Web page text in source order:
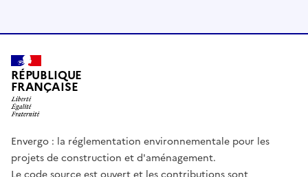
RÉPUBLIQUE
FRANÇAISE
Envergo : la réglementation environnementale pour les
projets de construction et d'aménagement.